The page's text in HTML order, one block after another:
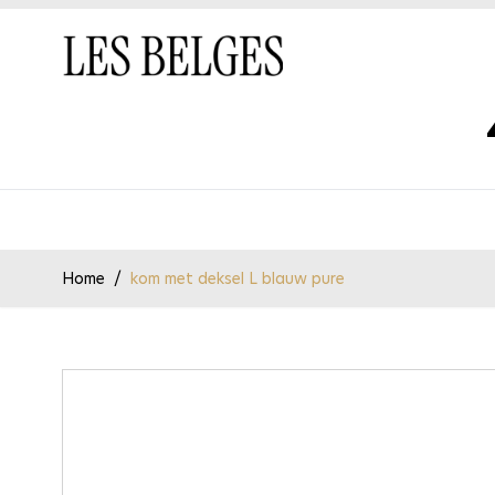
Home / kom met deksel L blauw pure